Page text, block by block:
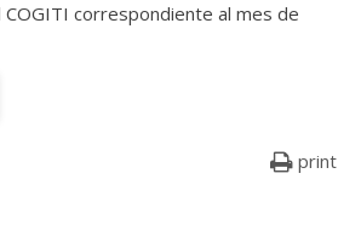
correspondiente al mes de
print